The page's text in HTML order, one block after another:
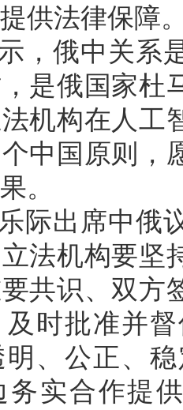
供法律保障
，俄中关系
是俄国家杜
机构在人工
中国原则，
。
际出席中俄
法机构要坚
共识、双方
时批准并
、公正、
务实合作提